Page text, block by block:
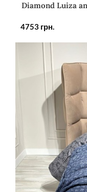
Diamond Luiza
4753 грн.